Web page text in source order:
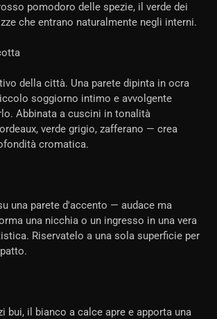
pomodoro delle spezie, il verde dei
che entrano naturalmente negli interni.
della città. Una parete dipinta in ocra
soggiorno intimo e avvolgente
Abbinata a cuscini in tonalità
verde grigio, zafferano — crea
cromatica.
una parete d'accento — audace ma
una nicchia o un ingresso in una vera
Riservatelo a una sola superficie per
bui, il bianco a calce apre e apporta una